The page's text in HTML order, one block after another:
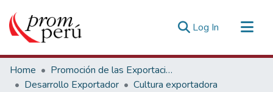
Log In (current)
Communities & Collections
All of DSpace
Home
Promoción de las Exportaciones
Desarrollo Exportador
Cultura exportadora